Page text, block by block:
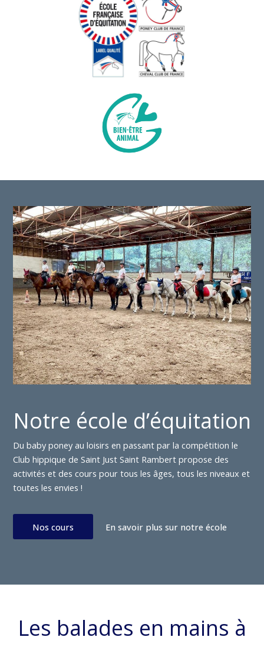
Notre école d’équitation
Du baby poney au loisirs en passant par la compétition le
Club hippique de Saint Just Saint Rambert propose des
activités et des cours pour tous les âges, tous les niveaux et
toutes les envies !
Nos cours En savoir plus sur notre école
Les balades en mains à